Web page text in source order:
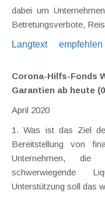
dabei um Unternehmen , die typischerweise bedingt durch
Betretungsverbote,
Langtext
empfehlen
Corona-Hilfs-Fonds WKO-FAQ
Garantien ab heute
April 2020
1. Was ist das Ziel des
Bereitstellung von
Unternehmen,
schwerwiegende
Unterstützung soll das